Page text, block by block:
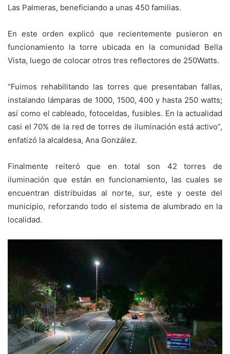
Las Palmeras, beneficiando a unas 450 familias.
En este orden explicó que recientemente pusieron en
funcionamiento la torre ubicada en la comunidad Bella
Vista, luego de colocar otros tres reflectores de 250Watts.
“Fuimos rehabilitando las torres que presentaban fallas,
instalando lámparas de 1000, 1500, 400 y hasta 250 watts;
así como el cableado, fotoceldas, fusibles. En la actualidad
casi el 70% de la red de torres de iluminación está activo”,
enfatizó la alcaldesa, Ana González.
Finalmente reiteró que en total son 42 torres de
iluminación que están en funcionamiento, las cuales se
encuentran distribuidas al norte, sur, este y oeste del
municipio, reforzando todo el sistema de alumbrado en la
localidad.